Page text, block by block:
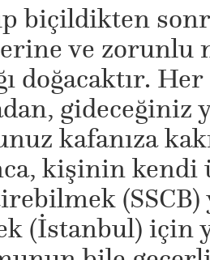
biçildikten
ve zorunlu
doğacaktır.
kafanıza
kişinin kendi
(İstanbul) için